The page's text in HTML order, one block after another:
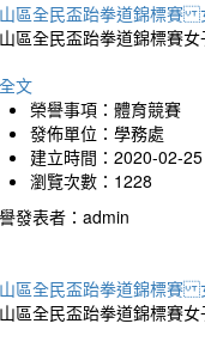
區全民盃跆拳道錦標賽
區全民盃跆拳道錦標賽
文
榮譽事項：體育競賽
發佈單位：學務處
建立時間：2020-02-25
瀏覽次數：1228
發表者：admin
區全民盃跆拳道錦標賽
區全民盃跆拳道錦標賽